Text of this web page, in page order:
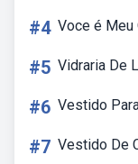
#4 Voce é Meu
#5 Vidraria De
#6 Vestido
#7 Vestido De